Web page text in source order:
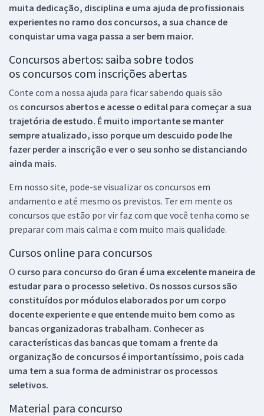
muita dedicação, disciplina e uma ajuda de profissionais
experientes no ramo dos concursos, a sua chance de
conquistar uma vaga passa a ser bem maior.
Concursos abertos: saiba sobre todos
os concursos com inscrições abertas
Conte com a nossa ajuda para ficar sabendo quais são
os concursos abertos e acesse o edital para começar a sua
trajetória de estudo. É muito importante se manter
sempre atualizado, isso porque um descuido pode lhe
fazer perder a inscrição e ver o seu sonho se distanciando
ainda mais.
Em nosso site, pode-se visualizar os concursos em
andamento e até mesmo os previstos. Ter em mente os
concursos que estão por vir faz com que você tenha como se
preparar com mais calma e com muito mais qualidade.
Cursos online para concursos
O curso para concurso do Gran é uma excelente maneira de
estudar para o processo seletivo. Os nossos cursos são
constituídos por módulos elaborados por um corpo
docente experiente e que entende muito bem como as
bancas organizadoras trabalham. Conhecer as
características das bancas que tomam a frente da
organização de concursos é importantíssimo, pois cada
uma tem a sua forma de administrar os processos
seletivos.
Material para concurso